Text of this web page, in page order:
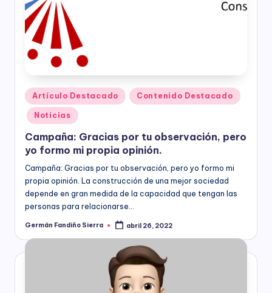
Publicado
en
Artículo Destacado Contenido Destacado
Noticias
Campaña: Gracias por tu observación, pero
yo formo mi propia opinión.
Campaña: Gracias por tu observación, pero yo formo mi
propia opinión. La construcción de una mejor sociedad
depende en gran medida de la capacidad que tengan las
personas para relacionarse…
Publicado
Germán Fandiño Sierra abril 26, 2022